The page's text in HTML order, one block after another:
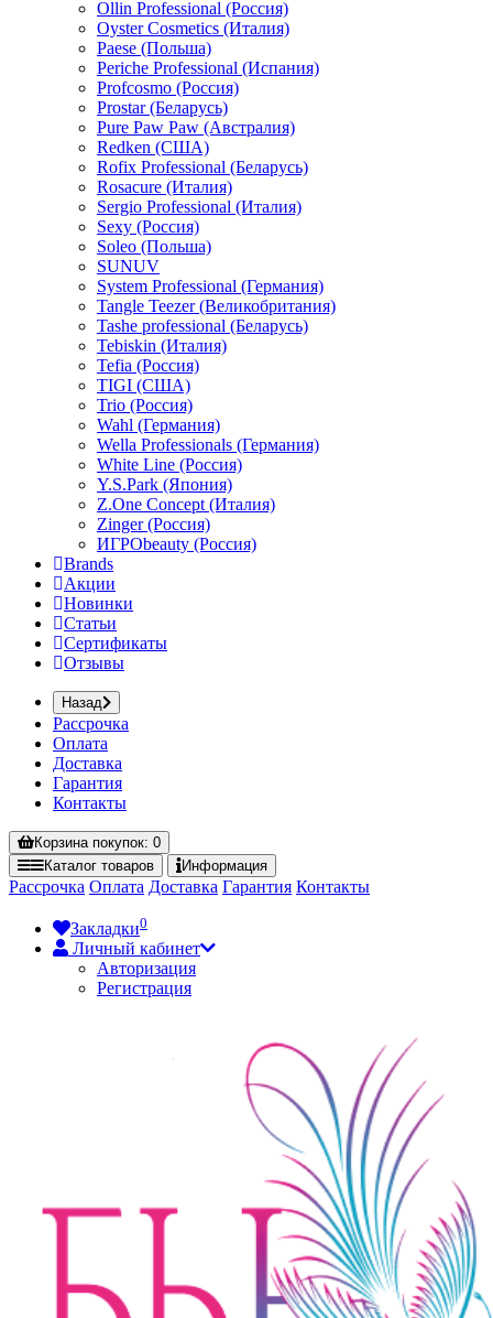
Ollin Professional (Россия)
Oyster Cosmetics (Италия)
Paese (Польша)
Periche Professional (Испания)
Profcosmo (Россия)
Prostar (Беларусь)
Pure Paw Paw (Австралия)
Redken (США)
Rofix Professional (Беларусь)
Rosacure (Италия)
Sergio Professional (Италия)
Sexy (Россия)
Soleo (Польша)
SUNUV
System Professional (Германия)
Tangle Teezer (Великобритания)
Tashe professional (Беларусь)
Tebiskin (Италия)
Tefia (Россия)
TIGI (США)
Trio (Россия)
Wahl (Германия)
Wella Professionals (Германия)
White Line (Россия)
Y.S.Park (Япония)
Z.One Concept (Италия)
Zinger (Россия)
ИГРОbeauty (Россия)
Brands
Акции
Новинки
Статьи
Сертификаты
Отзывы
Назад
Рассрочка
Оплата
Доставка
Гарантия
Контакты
Корзинапокупок: 0
Каталог товаров Информация
Рассрочка Оплата Доставка Гарантия Контакты
Закладки0
Личный кабинет
Авторизация
Регистрация